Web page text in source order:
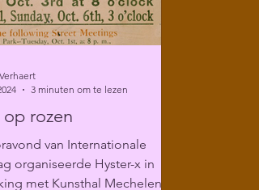
rozen
van Internationale
organiseerde Hyster-x in
met Kunsthal Mechelen
3 minuten om te lezen